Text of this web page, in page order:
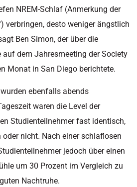
NREM-Schlaf (Anmerkung der
verbringen, desto weniger ängstlich
Ben Simon, der über die
auf dem Jahresmeeting derSociety
Monat in San Diego berichtete.
ebenfalls abends
waren die Level der
Studienteilnehmer fast identisch,
nicht. Nach einer schlaflosen
jedoch über einen
um 30 Prozent im Vergleich zu
Nachtruhe.